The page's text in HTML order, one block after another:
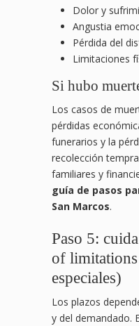
Dolor y
Angustia
Pérdida del
Limitaciones
Si hubo
Los casos de
pérdidas
funerarios y la
recolección
familiares y
guía de pasos
San Marcos.
Paso 5:
of
especiales)
Los plazos
y del demandado.